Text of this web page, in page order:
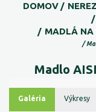
DOMOV
MADLÁ NA
Madlo
Galéria Výkresy